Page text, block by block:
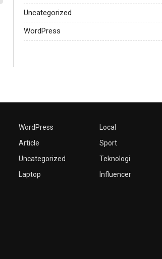
Uncategorized
WordPress
WordPress
Article
Uncategorized
Laptop
Local
Sport
Teknologi
Influencer